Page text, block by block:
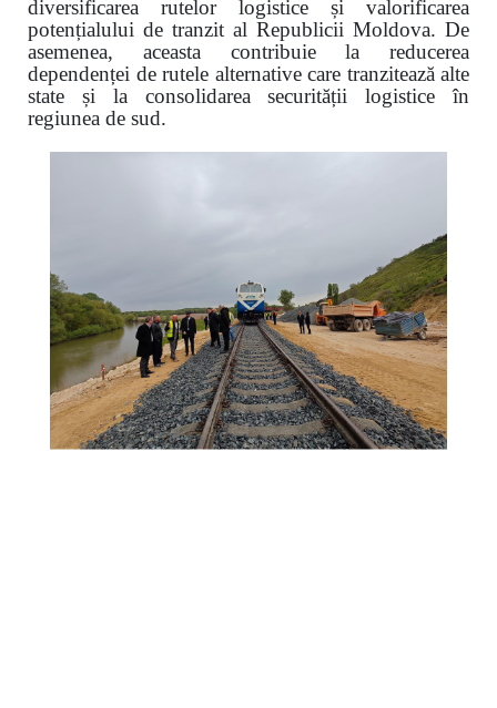
diversificarea rutelor logistice și valorificarea
potențialului de tranzit al Republicii Moldova. De
asemenea, aceasta contribuie la reducerea
dependenței de rutele alternative care tranzitează alte
state și la consolidarea securității logistice în
regiunea de sud.